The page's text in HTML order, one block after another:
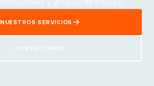
NUESTROS SERVICIOS
CONTÁCTANOS